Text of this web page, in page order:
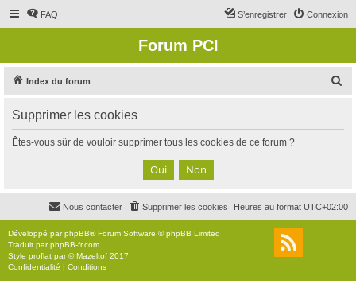
FAQ Connexion
S’enregistrer
Forum PCI
Index du forum
c
Supprimer les cookies
Êtes-vous sûr de vouloir supprimer tous les cookies de ce forum ?
Heures au format UTC+02:00
Supprimer les cookies
Nous contacter
Développé parphpBB® Forum Software © phpBB Limited
Traduit parphpBB-fr.com
Style proflat par ©Mazeltof 2017
Confidentialité | Conditions